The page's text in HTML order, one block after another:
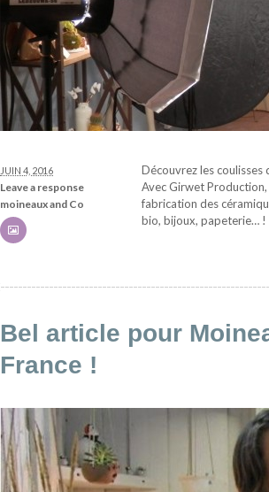
JUIN 4, 2016
Leave a response
moineaux and Co
Découvrez les
Avec Girwet
fabrication des
bio, bijoux, papeterie… !
Bel article pour
France !